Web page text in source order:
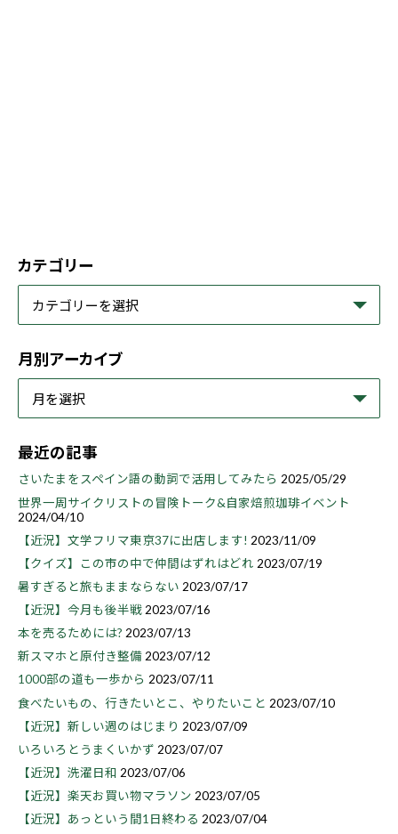
カテゴリー
月別アーカイブ
最近の記事
さいたまをスペイン語の動詞で活用してみたら 2025/05/29
世界一周サイクリストの冒険トーク&自家焙煎珈琲イベント
2024/04/10
【近況】文学フリマ東京37に出店します! 2023/11/09
【クイズ】この市の中で仲間はずれはどれ 2023/07/19
暑すぎると旅もままならない 2023/07/17
【近況】今月も後半戦 2023/07/16
本を売るためには? 2023/07/13
新スマホと原付き整備2023/07/12
1000部の道も一歩から 2023/07/11
食べたいもの、行きたいとこ、やりたいこと 2023/07/10
【近況】新しい週のはじまり 2023/07/09
いろいろとうまくいかず 2023/07/07
【近況】洗濯日和 2023/07/06
【近況】楽天お買い物マラソン 2023/07/05
【近況】あっという間1日終わる 2023/07/04